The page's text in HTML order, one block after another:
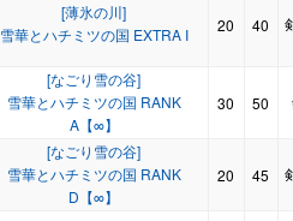
[薄氷の川]
雪華とハチミツの国 EXTRA I
20 40
[なごり雪の谷]
雪華とハチミツの国 RANK
A【∞】
30 50
[なごり雪の谷]
雪華とハチミツの国 RANK
D【∞】
20 45